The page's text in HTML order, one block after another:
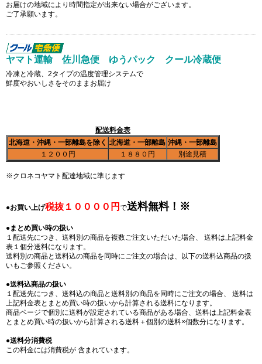
お届けの地域により時間指定が出来ない場合がございます。
ご了承願います。
ヤマト運輸 佐川急便 ゆうパック クール冷蔵便
冷凍と冷蔵、2タイプの温度管理システムで
鮮度やおいしさをそのままお届け
配送料金表
北海道・沖縄・一部離島を除く 北海道・一部離島 沖縄・一部離島
１２００円
１８８０円 別途見積
※クロネコヤマト配達地域に準じます
●お買い上げ税抜１００００円 で送料無料！※
●まとめ買い時の扱い
１配送先につき、送料別の商品を複数ご注文いただいた場合、 送料は上記料金
表１個分送料になります。
送料別の商品と送料込の商品を同時にご注文の場合は、以下の送料込商品の扱
いもご参照ください。
●送料込商品の扱い
１配送先につき、送料込の商品と送料別の商品を同時にご注文の場合、 送料は
上記料金表とまとめ買い時の扱いから計算される送料になります。
商品ページで個別に送料が設定されている商品がある場合、送料は上記料金表
とまとめ買い時の扱いから計算される送料＋個別の送料×個数分になります。
●送料分消費税
この料金には消費税が 含まれています。